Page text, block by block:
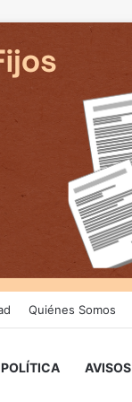
Quiénes Somos
POLÍTICA